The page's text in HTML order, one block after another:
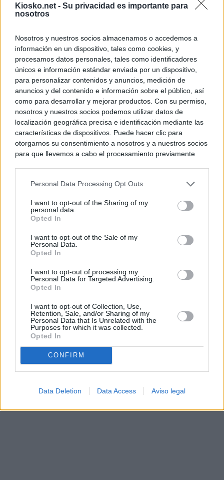
Kiosko.net - Su privacidad es importante para
nosotros
Nosotros y nuestros socios almacenamos o accedemos a
información en un dispositivo, tales como cookies, y
procesamos datos personales, tales como identificadores
únicos e información estándar enviada por un dispositivo,
para personalizar contenidos y anuncios, medición de
anuncios y del contenido e información sobre el público, así
como para desarrollar y mejorar productos. Con su permiso,
nosotros y nuestros socios podemos utilizar datos de
localización geográfica precisa e identificación mediante las
características de dispositivos. Puede hacer clic para
otorgarnos su consentimiento a nosotros y a nuestros socios
para que llevemos a cabo el procesamiento previamente
negar su consentimiento. Tenga en cuenta que algún
de su consentimiento, pero usted tiene el derecho de
rechazar tal procesamiento. Sus preferencias se aplicarán
cualquier momento entrando de nuevo en este sitio web o
visitando nuestra política de privacidad.
Personal Data Processing Opt Outs
I want to opt-out of the Sharing of my
personal data.
Opted In
I want to opt-out of the Sale of my
Personal Data.
Opted In
I want to opt-out of processing my
Personal Data for Targeted Advertising.
Opted In
I want to opt-out of Collection, Use,
Retention, Sale, and/or Sharing of my
Personal Data that Is Unrelated with the
Purposes for which it was collected.
Opted In
CONFIRM
Data Deletion Data Access Aviso legal